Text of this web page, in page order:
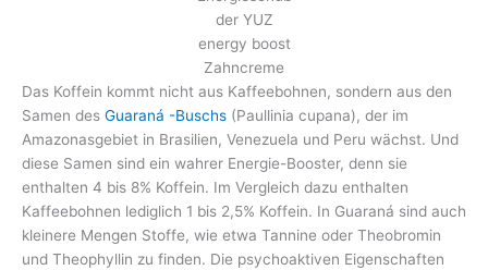
der YUZ
energy boost
Zahncreme
Das Koffein kommt nicht aus Kaffeebohnen, sondern aus den
Samen des Guaraná -Buschs (Paullinia cupana), der im
Amazonasgebiet in Brasilien, Venezuela und Peru wächst. Und
diese Samen sind ein wahrer Energie-Booster, denn sie
enthalten 4 bis 8% Koffein. Im Vergleich dazu enthalten
Kaffeebohnen lediglich 1 bis 2,5% Koffein. In Guaraná sind auch
kleinere Mengen Stoffe, wie etwa Tannine oder Theobromin
und Theophyllin zu finden. Die psychoaktiven Eigenschaften